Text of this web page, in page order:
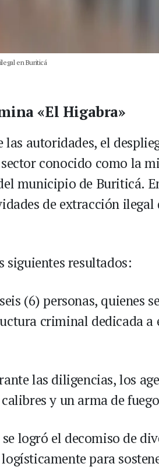
en Buriticá
«El Higabra»
autoridades, el
conocido como la
municipio de Buriticá.
de extracción ilegal
resultados:
(6) personas, quienes
criminal dedicada a
las diligencias, los
y un arma de
logró el decomiso de
para